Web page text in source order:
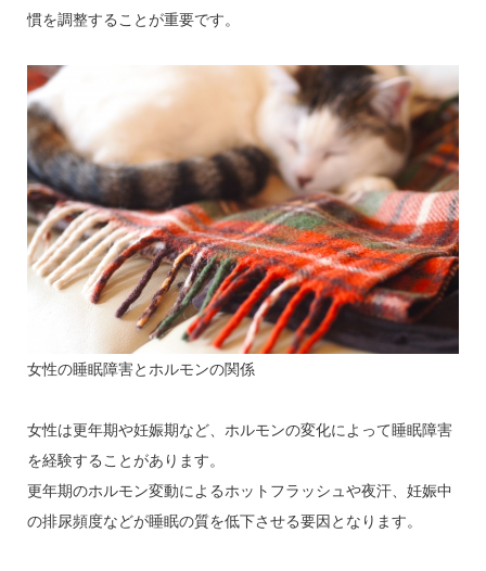
慣を調整することが重要です。
女性の睡眠障害とホルモンの関係
女性は更年期や妊娠期など、ホルモンの変化によって睡眠障害
を経験することがあります。
更年期のホルモン変動によるホットフラッシュや夜汗、妊娠中
の排尿頻度などが睡眠の質を低下させる要因となります。